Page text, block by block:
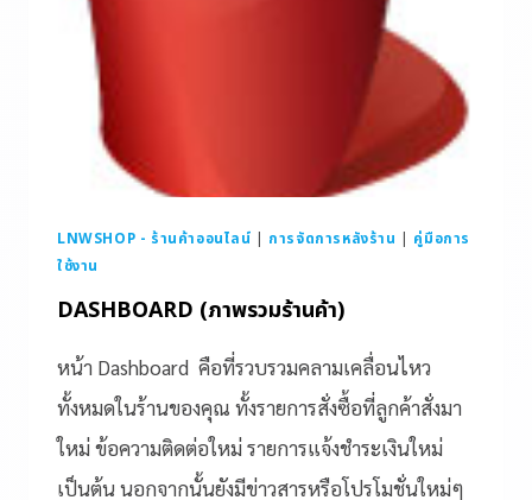
LNWSHOP - ร้านค้าออนไลน์ | การจัดการหลังร้าน | คู่มือการ
ใช้งาน
DASHBOARD (ภาพรวมร้านค้า)
หน้า Dashboard คือที่รวบรวมคลามเคลื่อนไหว
ทั้งหมดในร้านของคุณ ทั้งรายการสั่งซื้อที่ลูกค้าสั่งมา
ใหม่ ข้อความติดต่อใหม่ รายการแจ้งชำระเงินใหม่
เป็นต้น นอกจากนั้นยังมีข่าวสารหรือโปรโมชั่นใหม่ๆ